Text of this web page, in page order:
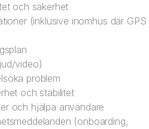
och säkerhet
(inklusive inomhus där GPS
video)
problem
och stabilitet
och hjälpa användare
(onboarding,